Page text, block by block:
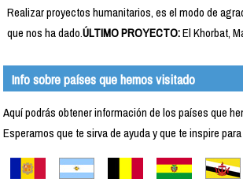
Realizar proyectos humanitarios, es el modo de
que nos ha dado.ÚLTIMO PROYECTO:El Khorbat,
Info sobre países que hemos visitado
Aquí podrás obtener información de los países que
Esperamos que te sirva de ayuda y que te inspire